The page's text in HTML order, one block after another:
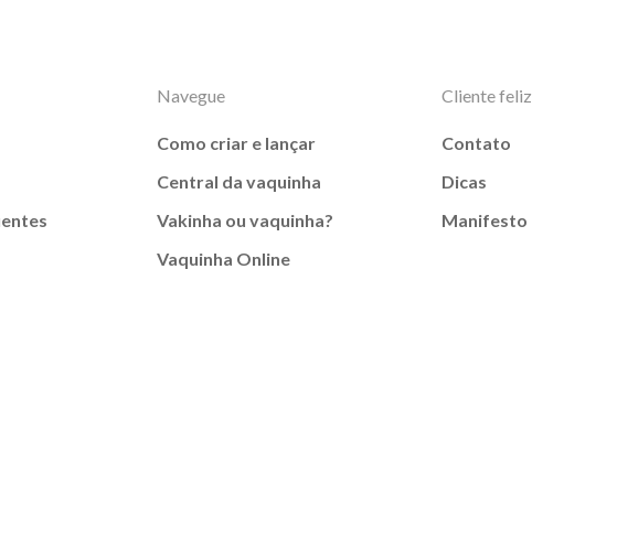
Navegue
Como criar e lançar
Central da vaquinha
Vakinha ou vaquinha?
Vaquinha Online
Cliente feliz
Contato
Dicas
Manifesto